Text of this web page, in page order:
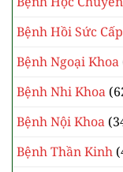
Bệnh Hồi Sức
Bệnh Ngoại Khoa
Bệnh Nhi Khoa
Bệnh Nội Khoa
Bệnh Thần Kinh